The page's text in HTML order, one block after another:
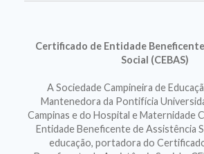
Certificado de Entidade
Social (CEBAS)
A Sociedade Campineira de
Mantenedora da Pontifícia
Campinas e do Hospital e Maternidade
Entidade Beneficente de Assistência
educação, portadora do